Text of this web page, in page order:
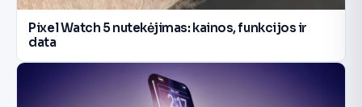
Pixel Watch 5 nutekėjimas: kainos, funkcijos ir
data